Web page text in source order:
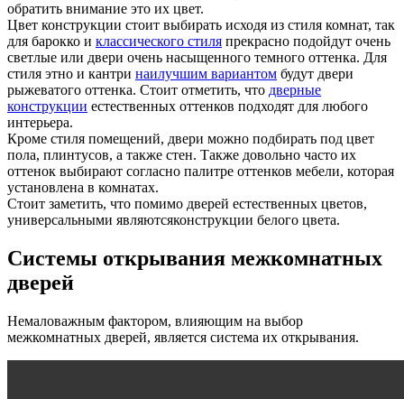
обратить внимание это их цвет.
Цвет конструкции стоит выбирать исходя из стиля комнат, так
для барокко и классического стиля прекрасно подойдут очень
светлые или двери очень насыщенного темного оттенка. Для
стиля этно и кантри наилучшим вариантом будут двери
рыжеватого оттенка. Стоит отметить, что дверные
конструкции естественных оттенков подходят для любого
интерьера.
Кроме стиля помещений, двери можно подбирать под цвет
пола, плинтусов, а также стен. Также довольно часто их
оттенок выбирают согласно палитре оттенков мебели, которая
установлена в комнатах.
Стоит заметить, что помимо дверей естественных цветов,
универсальными являютсяконструкции белого цвета.
Системы открывания межкомнатных
дверей
Немаловажным фактором, влияющим на выбор
межкомнатных дверей, является система их открывания.